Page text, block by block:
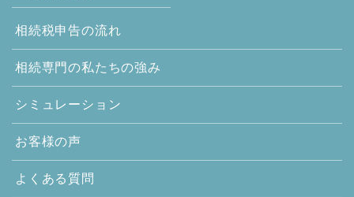
相続税申告の流れ
相続専門の私たちの強み
シミュレーション
お客様の声
よくある質問